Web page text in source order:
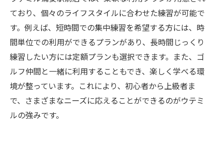
ており、個々のライフスタイルに合わせた練習が可能で
す。例えば、短時間での集中練習を希望する方には、時
間単位での利用ができるプランがあり、長時間じっくり
練習したい方には定額プランも選択できます。また、ゴ
ルフ仲間と一緒に利用することもでき、楽しく学べる環
境が整っています。これにより、初心者から上級者ま
で、さまざまなニーズに応えることができるのがウテミ
ルの強みです。